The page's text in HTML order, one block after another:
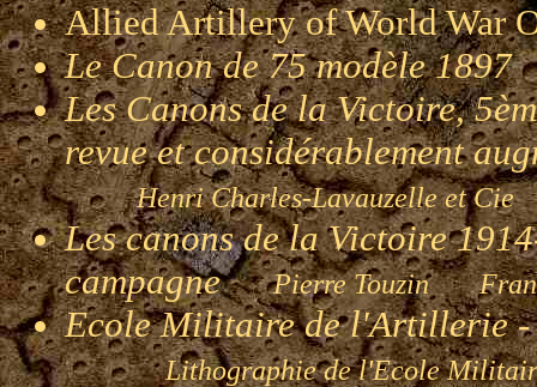
Allied Artillery of World
Le Canon de 75 modèle 1897
Les Canons de la Victoire,
revue et considérablement
Henri Charles-Lavauzelle et Cie
Les canons de la Victoire
campagnePierre Touzin
Ecole Militaire de l'Artillerie -
Lithographie de l'Ecole